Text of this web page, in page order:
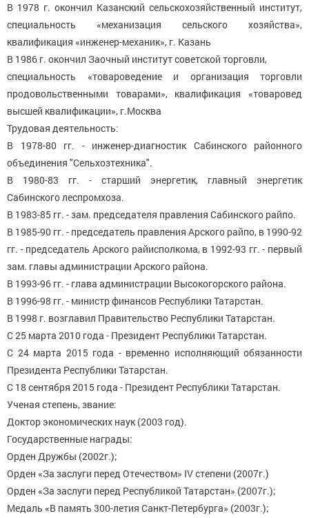
В 1978 г. окончил Казанский сельскохозяйственный институт,
специальность «механизация сельского хозяйства»,
квалификация «инженер-механик», г. Казань
В 1986 г. окончил Заочный институт советской торговли,
специальность «товароведение и организация торговли
продовольственными товарами», квалификация «товаровед
высшей квалификации», г.Москва
Трудовая деятельность:
В 1978-80 гг. - инженер-диагностик Сабинского районного
объединения "Сельхозтехника".
В 1980-83 гг. - старший энергетик, главный энергетик
Сабинского леспромхоза.
В 1983-85 гг. - зам. председателя правления Сабинского райпо.
В 1985-90 гг. - председатель правления Арского райпо, в 1990-92
гг. - председатель Арского райисполкома, в 1992-93 гг. - первый
зам. главы администрации Арского района.
В 1993-96 гг. - глава администрации Высокогорского района.
В 1996-98 гг. - министр финансов Республики Татарстан.
В 1998 г. возглавил Правительство Республики Татарстан.
С 25 марта 2010 года - Президент Республики Татарстан.
С 24 марта 2015 года - временно исполняющий обязанности
Президента Республики Татарстан.
С 18 сентября 2015 года - Президент Республики Татарстан.
Ученая степень, звание:
Доктор экономических наук (2003 год).
Государственные награды:
Орден Дружбы (2002г.);
Орден «За заслуги перед Отечеством» IV степени (2007г.)
Орден «За заслуги перед Республикой Татарстан» (2007г.);
Медаль «В память 300-летия Санкт-Петербурга» (2003г.);